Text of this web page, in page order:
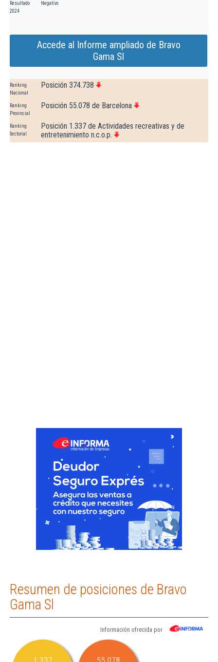
Resultado
2024
Negativo
Accede al Informe ampliado de Bravo
Gama Sl
Ranking
Nacional
Posición 374.738
Ranking
Provincial
Posición 55.078 de Barcelona
Ranking
Sectorial
Posición 1.337 de Actividades recreativas y de
entretenimiento n.c.o.p.
Resumen de posiciones de Bravo
Gama Sl
Información ofrecida por